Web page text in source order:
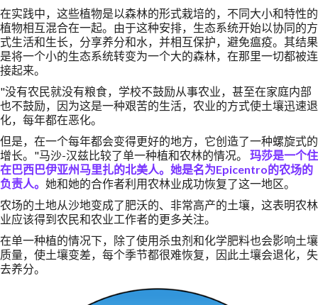
在实践中，这些植物是以森林的形式栽培的，不同大小和特性的
植物相互混合在一起。由于这种安排，生态系统开始以协同的方
式生活和生长，分享养分和水，并相互保护，避免瘟疫。其结果
是将一个小的生态系统转变为一个大的森林，在那里一切都被连
接起来。
"没有农民就没有粮食，学校不鼓励从事农业，甚至在家庭内部
也不鼓励，因为这是一种艰苦的生活，农业的方式使土壤迅速退
化，每年都在恶化。
但是，在一个每年都会变得更好的地方，它创造了一种螺旋式的
增长。"马沙-汉兹比较了单一种植和农林的情况。
玛莎是一个住
在巴西巴伊亚州马里扎的北美人。她是名为Epicentro的农场的
负责人。 她和她的合作者利用农林业成功恢复了这一地区。
农场的土地从沙地变成了肥沃的、非常高产的土壤，这表明农林
业应该得到农民和农业工作者的更多关注。
在单一种植的情况下，除了使用杀虫剂和化学肥料也会影响土壤
质量，使土壤变差，每个季节都很难恢复，因此土壤会退化，失
去养分。